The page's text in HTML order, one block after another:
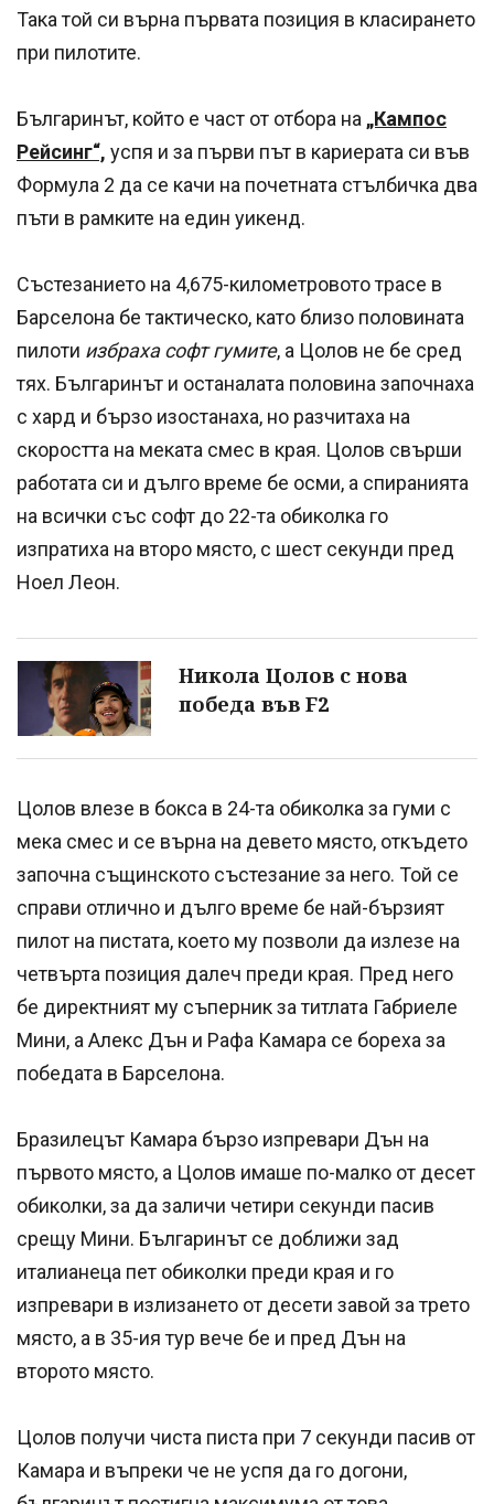
Така той си върна първата позиция в класирането
при пилотите.
Българинът, който е част от отбора на „Кампос
Рейсинг“, успя и за първи път в кариерата си във
Формула 2 да се качи на почетната стълбичка два
пъти в рамките на един уикенд.
Състезанието на 4,675-километровото трасе в
Барселона бе тактическо, като близо половината
пилоти избраха софт гумите, а Цолов не бе сред
тях. Българинът и останалата половина започнаха
с хард и бързо изостанаха, но разчитаха на
скоростта на меката смес в края. Цолов свърши
работата си и дълго време бе осми, а спиранията
на всички със софт до 22-та обиколка го
изпратиха на второ място, с шест секунди пред
Ноел Леон.
Никола Цолов с нова
победа във F2
Цолов влезе в бокса в 24-та обиколка за гуми с
мека смес и се върна на девето място, откъдето
започна същинското състезание за него. Той се
справи отлично и дълго време бе най-бързият
пилот на пистата, което му позволи да излезе на
четвърта позиция далеч преди края. Пред него
бе директният му съперник за титлата Габриеле
Мини, а Алекс Дън и Рафа Камара се бореха за
победата в Барселона.
Бразилецът Камара бързо изпревари Дън на
първото място, а Цолов имаше по-малко от десет
обиколки, за да заличи четири секунди пасив
срещу Мини. Българинът се доближи зад
италианеца пет обиколки преди края и го
изпревари в излизането от десети завой за трето
място, а в 35-ия тур вече бе и пред Дън на
второто място.
Цолов получи чиста писта при 7 секунди пасив от
Камара и въпреки че не успя да го догони,